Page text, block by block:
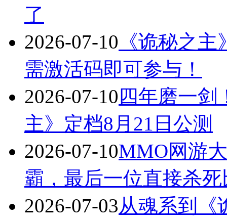
了
2026-07-10 《诡秘之
需激活码即可参与！
2026-07-10 四年磨一剑
主》定档8月21日公测
2026-07-10MMO网游
霸，最后一位直接杀死
2026-07-03从魂系到《